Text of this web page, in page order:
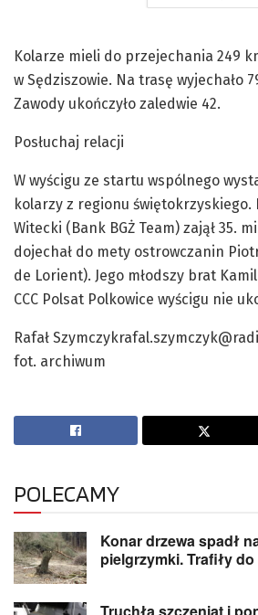
Kolarze mieli do przejechania 249
w Sędziszowie. Na trasę wyjechało
Zawody ukończyło zaledwie 42.
Posłuchaj relacji
W wyścigu ze startu wspólnego
kolarzy z regionu świętokrzyskiego.
Witecki (Bank BGŻ Team) zajął 35.
dojechał do mety ostrowczanin
de Lorient). Jego młodszy brat
CCC Polsat Polkowice wyścigu nie
Rafał
fot. archiwum
POLECAMY
Konar drzewa spadł
pielgrzymki. Trafiły